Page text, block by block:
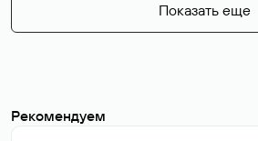
Показать еще
Рекомендуем